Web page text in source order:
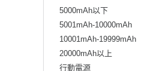
5000mAh以下
5001mAh-10000mAh
10001mAh-19999mAh
20000mAh以上
行動電源